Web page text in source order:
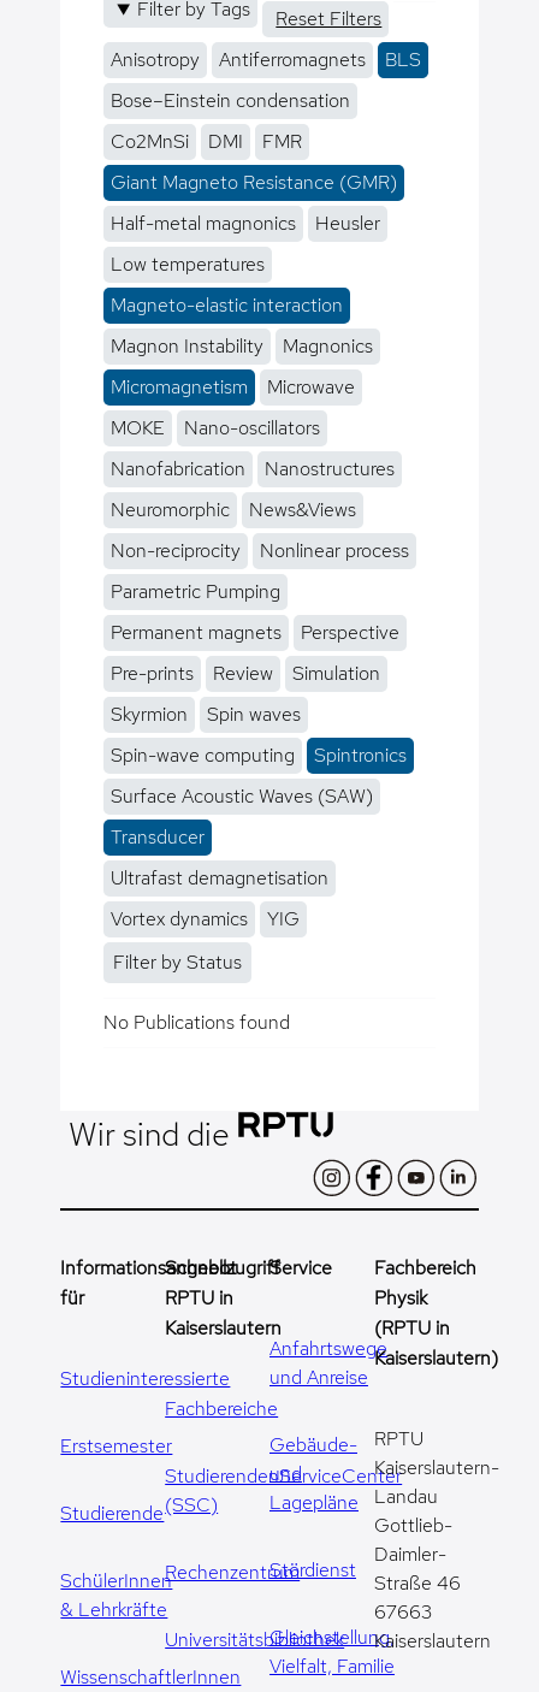
Filter by Tags
Reset Filters
Anisotropy
Antiferromagnets
BLS
Bose–Einstein condensation
Co2MnSi
DMI
FMR
Giant Magneto Resistance (GMR)
Half-metal magnonics
Heusler
Low temperatures
Magneto-elastic interaction
Magnon Instability
Magnonics
Micromagnetism
Microwave
MOKE
Nano-oscillators
Nanofabrication
Nanostructures
Neuromorphic
News&Views
Non-reciprocity
Nonlinear process
Parametric Pumping
Permanent magnets
Perspective
Pre-prints
Review
Simulation
Skyrmion
Spin waves
Spin-wave computing
Spintronics
Surface Acoustic Waves (SAW)
Transducer
Ultrafast demagnetisation
Vortex dynamics
YIG
Filter by Status
No Publications found
Wir sind die
Informationsangebot
für
Studieninteressierte
Erstsemester
Studierende
SchülerInnen
& Lehrkräfte
WissenschaftlerInnen
Schnellzugriff
RPTU in
Kaiserslautern
Fachbereiche
StudierendenServiceCenter
(SSC)
Rechenzentrum
Universitätsbibliothek
Service
Anfahrtswege
und Anreise
Gebäude-
und
Lagepläne
Stördienst
Gleichstellung,
Vielfalt, Familie
Fachbereich
Physik
(RPTU in
Kaiserslautern)
RPTU
Kaiserslautern-
Landau
Gottlieb-
Daimler-
Straße 46
67663
Kaiserslautern